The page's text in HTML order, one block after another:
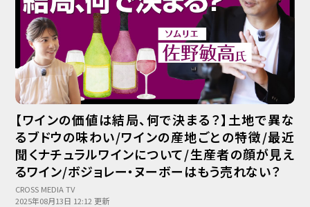
【ワインの価値は結局、何で決まる？】土地で異な
るブドウの味わい/ワインの産地ごとの特徴/最近
聞くナチュラルワインについて/生産者の顔が見え
るワイン/ボジョレー・ヌーボーはもう売れない？
CROSS MEDIA TV
2025年08月13日 12:12 更新